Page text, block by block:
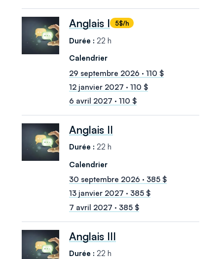
Anglais I 5$/h
22 h
29 septembre 2026 · 110 $
12 janvier 2027 · 110 $
6 avril 2027 · 110 $
Anglais II
22 h
30 septembre 2026 · 385 $
13 janvier 2027 · 385 $
7 avril 2027 · 385 $
Anglais III
22 h